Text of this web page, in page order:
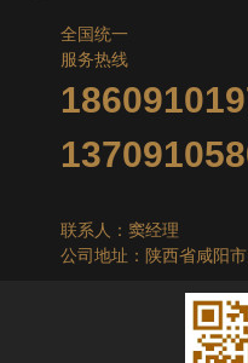
全国统一
服务热线
联系人：窦经理
公司地址：陕西省咸阳